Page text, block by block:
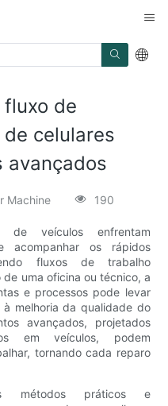
de
celulares
avançados
Machine 190
de veículos enfrentam
acompanhar os rápidos
fluxos de trabalho
uma oficina ou técnico, a
e processos pode levar
melhoria da qualidade do
avançados, projetados
em veículos, podem
tornando cada reparo
métodos práticos e